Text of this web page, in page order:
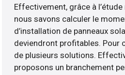
Effectivement, grâce à
nous savons calculer le
d’installation de panneaux
deviendront profitables. Pour
de plusieurs solutions.
proposons un branchement